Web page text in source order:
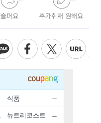
슬퍼요 추가취재 원해요